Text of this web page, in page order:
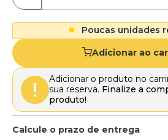
Poucas unidades
Adicionar ao
Adicionar o produto no
sua reserva. Finalize a
produto!